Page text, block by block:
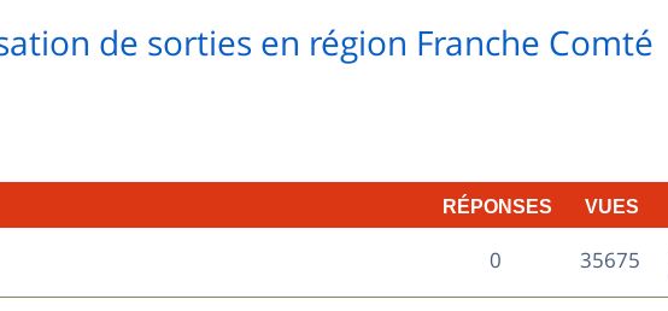
de sorties en région Franche Comté
RÉPONSES VUES
0R
é
35675V
u